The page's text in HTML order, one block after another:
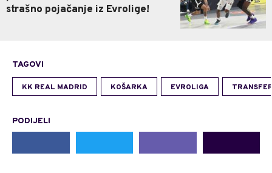
strašno pojačanje iz Evrolige!
TAGOVI
KK REAL MADRID KOŠARKA EVROLIGA
PODIJELI